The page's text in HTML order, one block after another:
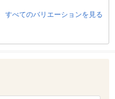
すべてのバリエーションを見る